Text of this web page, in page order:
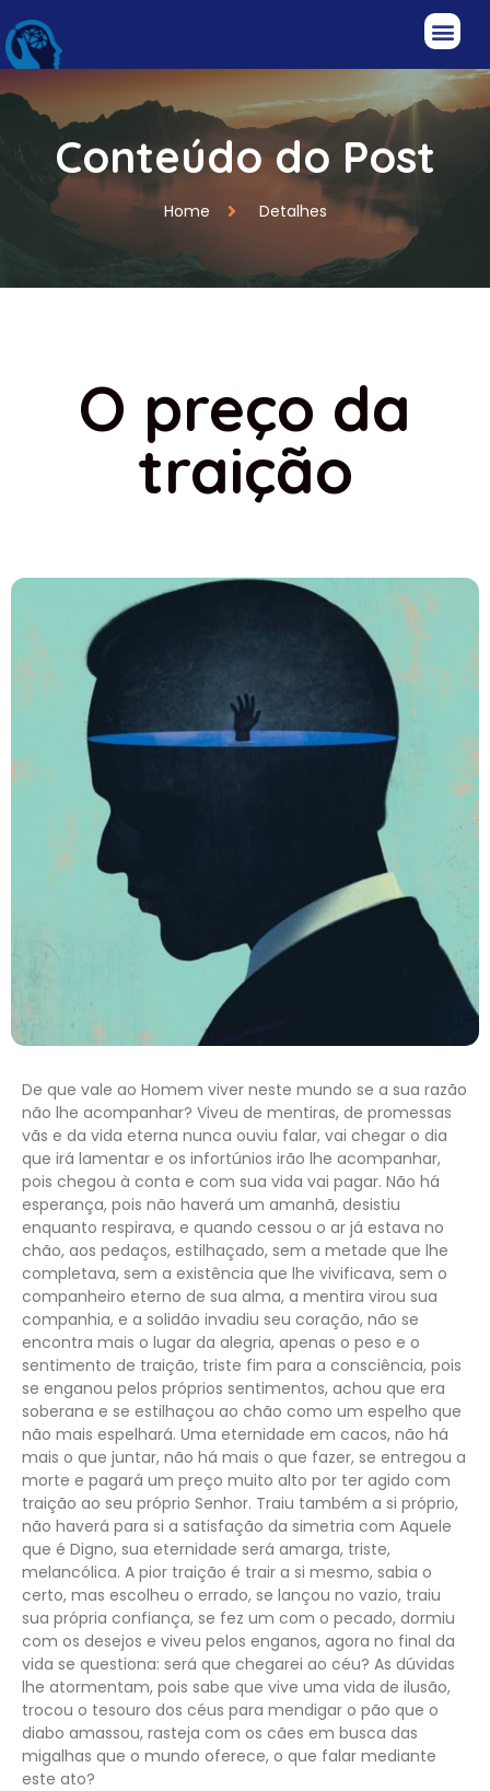
Conteúdo do Post
Home Detalhes
O preço da
traição
De que vale ao Homem viver neste mundo se a sua razão
não lhe acompanhar? Viveu de mentiras, de promessas
vãs e da vida eterna nunca ouviu falar, vai chegar o dia
que irá lamentar e os infortúnios irão lhe acompanhar,
pois chegou à conta e com sua vida vai pagar. Não há
esperança, pois não haverá um amanhã, desistiu
enquanto respirava, e quando cessou o ar já estava no
chão, aos pedaços, estilhaçado, sem a metade que lhe
completava, sem a existência que lhe vivificava, sem o
companheiro eterno de sua alma, a mentira virou sua
companhia, e a solidão invadiu seu coração, não se
encontra mais o lugar da alegria, apenas o peso e o
sentimento de traição, triste fim para a consciência, pois
se enganou pelos próprios sentimentos, achou que era
soberana e se estilhaçou ao chão como um espelho que
não mais espelhará. Uma eternidade em cacos, não há
mais o que juntar, não há mais o que fazer, se entregou a
morte e pagará um preço muito alto por ter agido com
traição ao seu próprio Senhor. Traiu também a si próprio,
não haverá para si a satisfação da simetria com Aquele
que é Digno, sua eternidade será amarga, triste,
melancólica. A pior traição é trair a si mesmo, sabia o
certo, mas escolheu o errado, se lançou no vazio, traiu
sua própria confiança, se fez um com o pecado, dormiu
com os desejos e viveu pelos enganos, agora no final da
vida se questiona: será que chegarei ao céu? As dúvidas
lhe atormentam, pois sabe que vive uma vida de ilusão,
trocou o tesouro dos céus para mendigar o pão que o
diabo amassou, rasteja com os cães em busca das
migalhas que o mundo oferece, o que falar mediante
este ato?